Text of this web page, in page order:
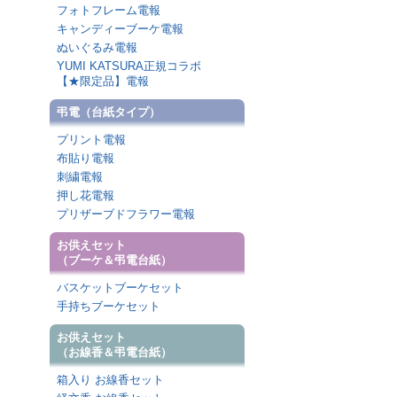
フォトフレーム電報
キャンディーブーケ電報
ぬいぐるみ電報
YUMI KATSURA正規コラボ
【★限定品】電報
弔電（台紙タイプ）
プリント電報
布貼り電報
刺繍電報
押し花電報
プリザーブドフラワー電報
お供えセット
（ブーケ＆弔電台紙）
バスケットブーケセット
手持ちブーケセット
お供えセット
（お線香＆弔電台紙）
箱入り お線香セット